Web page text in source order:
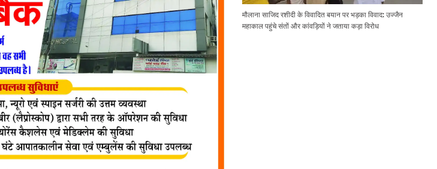
मौलाना साजिद रशीदी के विवादित बयान पर भड़का विवाद: उज्जैन
महाकाल पहुंचे संतों और कांवड़ियों ने जताया कड़ा विरोध